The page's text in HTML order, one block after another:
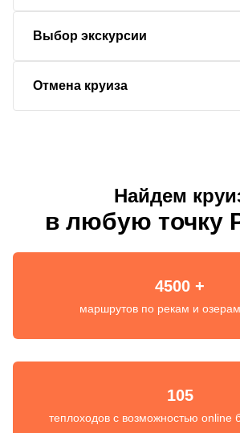
Выбор экскурсии
Отмена круиза
Найдем
в любую точку
4500 +
маршрутов по рекам и
105
теплоходов с возможностью online